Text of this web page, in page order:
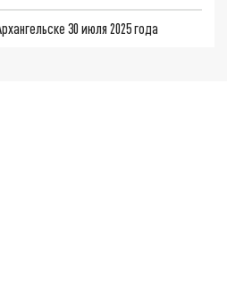
30 июля 2025 года